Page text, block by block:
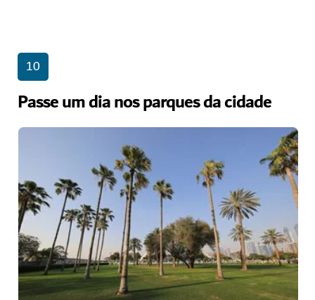
10
Passe um dia nos parques da cidade